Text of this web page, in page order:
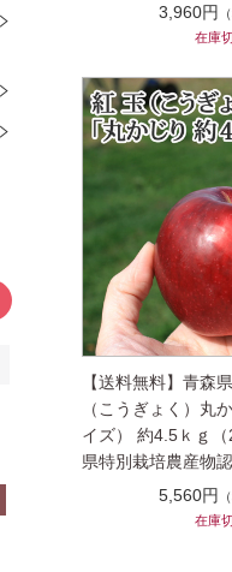
3,960円
在庫
【送料無料】青森
（こうぎょく）丸
イズ） 約4.5ｋｇ
県特別栽培農産物
5,560円
在庫